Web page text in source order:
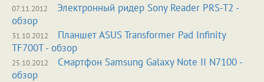
07.11.2012
Электронный ридер Sony Reader PRS-T2 -
обзор
31.10.2012
Планшет ASUS Transformer Pad Infinity
TF700T - обзор
25.10.2012
Смартфон Samsung Galaxy Note II N7100 -
обзор